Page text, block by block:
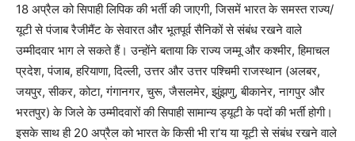
18 अप्रैल को सिपाही लिपिक की भर्ती की जाएगी, जिसमें भारत के समस्त राज्य/
यूटी से पंजाब रैजीमैंट के सेवारत और भूतपूर्व सैनिकों से संबंध रखने वाले
उम्मीदवार भाग ले सकते हैं। उन्होंने बताया कि राज्य जम्मू और कश्मीर, हिमाचल
प्रदेश, पंजाब, हरियाणा, दिल्ली, उत्तर और उत्तर पश्चिमी राजस्थान (अलबर,
जयपुर, सीकर, कोटा, गंगानगर, चुरू, जैसलमेर, झुंझणु, बीकानेर, नागपुर और
भरतपुर) के जिले के उम्मीदवारों की सिपाही सामान्य ड्यूटी के पदों की भर्ती होगी।
इसके साथ ही 20 अप्रैल को भारत के किसी भी रा’य या यूटी से संबंध रखने वाले